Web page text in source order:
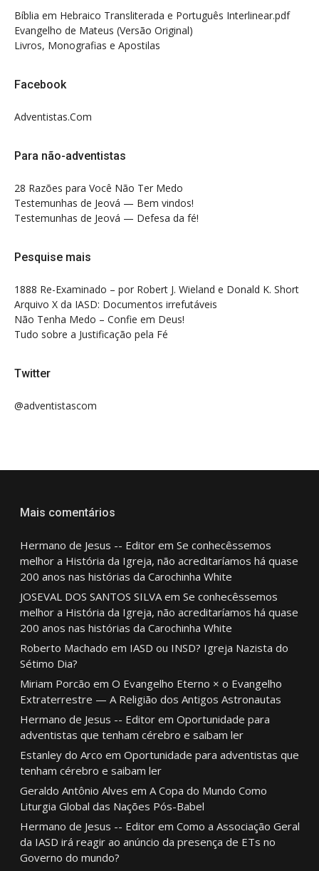
Bíblia em Hebraico Transliterada e Português Interlinear.pdf
Evangelho de Mateus (Versão Original)
Livros, Monografias e Apostilas
Facebook
Adventistas.Com
Para não-adventistas
28 Razões para Você Não Ter Medo
Testemunhas de Jeová — Bem vindos!
Testemunhas de Jeová — Defesa da fé!
Pesquise mais
1888 Re-Examinado – por Robert J. Wieland e Donald K. Short
Arquivo X da IASD: Documentos irrefutáveis
Não Tenha Medo – Confie em Deus!
Tudo sobre a Justificação pela Fé
Twitter
@adventistascom
Mais comentários
Hermano de Jesus -- Editorem Se conhecêssemos
melhor a História da Igreja, não acreditaríamos há quase
200 anos nas histórias da Carochinha White
JOSEVAL DOS SANTOS SILVAem Se conhecêssemos
melhor a História da Igreja, não acreditaríamos há quase
200 anos nas histórias da Carochinha White
Roberto Machado em IASD ou INSD? Igreja Nazista do
Sétimo Dia?
Miriam Porcão em O Evangelho Eterno × o Evangelho
Extraterrestre — A Religião dos Antigos Astronautas
Hermano de Jesus -- Editorem Oportunidade para
adventistas que tenham cérebro e saibam ler
Estanley do Arco em Oportunidade para adventistas que
tenham cérebro e saibam ler
Geraldo Antônio Alves em A Copa do Mundo Como
Liturgia Global das Nações Pós-Babel
Hermano de Jesus -- Editorem Como a Associação Geral
da IASD irá reagir ao anúncio da presença de ETs no
Governo do mundo?